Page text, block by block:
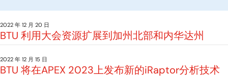
2022 年 12 月 20 日
BTU 利用大会资源扩展到加州北部和内华达州
2022 年 12 月 15 日
BTU 将在APEX 2023上发布新的iRaptor分析技术